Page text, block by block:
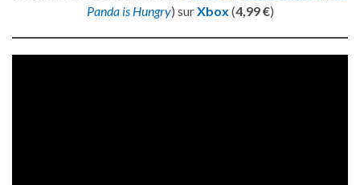
Panda is Hungry) surXbox (4,99 €)